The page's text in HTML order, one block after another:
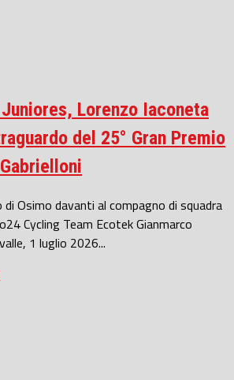
Lorenzo Iaconeta
del 25° Gran Premio
di Osimo davanti al compagno di squadra
Cycling Team Ecotek Gianmarco
1 luglio 2026...